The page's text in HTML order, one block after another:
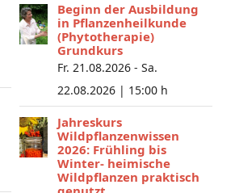
Beginn der Ausbildung
in Pflanzenheilkunde
(Phytotherapie)
Grundkurs
Fr. 21.08.2026 - Sa.
22.08.2026 | 15:00 h
Jahreskurs
Wildpflanzenwissen
2026: Frühling bis
Winter- heimische
Wildpflanzen praktisch